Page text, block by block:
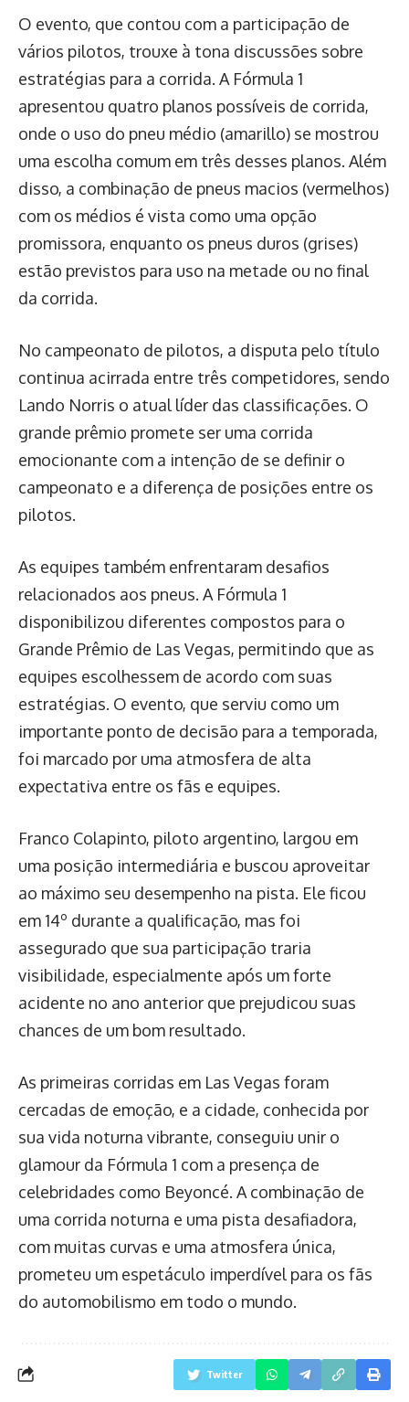
O evento, que contou com a participação de
vários pilotos, trouxe à tona discussões sobre
estratégias para a corrida. A Fórmula 1
apresentou quatro planos possíveis de corrida,
onde o uso do pneu médio (amarillo) se mostrou
uma escolha comum em três desses planos. Além
disso, a combinação de pneus macios (vermelhos)
com os médios é vista como uma opção
promissora, enquanto os pneus duros (grises)
estão previstos para uso na metade ou no final
da corrida.
No campeonato de pilotos, a disputa pelo título
continua acirrada entre três competidores, sendo
Lando Norris o atual líder das classificações. O
grande prêmio promete ser uma corrida
emocionante com a intenção de se definir o
campeonato e a diferença de posições entre os
pilotos.
As equipes também enfrentaram desafios
relacionados aos pneus. A Fórmula 1
disponibilizou diferentes compostos para o
Grande Prêmio de Las Vegas, permitindo que as
equipes escolhessem de acordo com suas
estratégias. O evento, que serviu como um
importante ponto de decisão para a temporada,
foi marcado por uma atmosfera de alta
expectativa entre os fãs e equipes.
Franco Colapinto, piloto argentino, largou em
uma posição intermediária e buscou aproveitar
ao máximo seu desempenho na pista. Ele ficou
em 14º durante a qualificação, mas foi
assegurado que sua participação traria
visibilidade, especialmente após um forte
acidente no ano anterior que prejudicou suas
chances de um bom resultado.
As primeiras corridas em Las Vegas foram
cercadas de emoção, e a cidade, conhecida por
sua vida noturna vibrante, conseguiu unir o
glamour da Fórmula 1 com a presença de
celebridades como Beyoncé. A combinação de
uma corrida noturna e uma pista desafiadora,
com muitas curvas e uma atmosfera única,
prometeu um espetáculo imperdível para os fãs
do automobilismo em todo o mundo.
Twitter